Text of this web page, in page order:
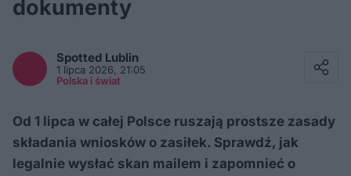
dokumenty
Spotted Lublin
1 lipca 2026, 21:05
Polska i świat
Od 1 lipca w całej Polsce ruszają prostsze zasady
składania wniosków o zasiłek. Sprawdź, jak
legalnie wysłać skan mailem i zapomnieć o